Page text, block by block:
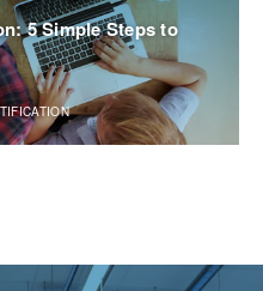
5 Simple Steps to